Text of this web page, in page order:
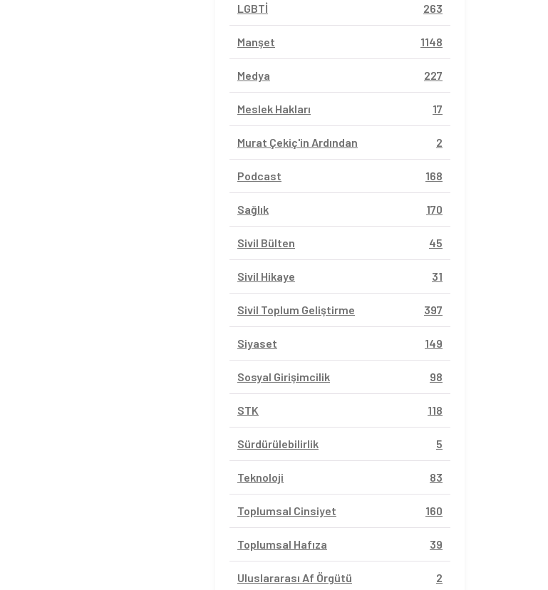
LGBTİ 263
Manşet 1148
Medya 227
Meslek Hakları 17
Murat Çekiç'in Ardından 2
Podcast 168
Sağlık 170
Sivil Bülten 45
Sivil Hikaye 31
Sivil Toplum Geliştirme 397
Siyaset 149
Sosyal Girişimcilik 98
STK 118
Sürdürülebilirlik 5
Teknoloji 83
Toplumsal Cinsiyet 160
Toplumsal Hafıza 39
Uluslararası Af Örgütü 2